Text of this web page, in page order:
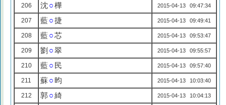
206 沈○樺 2015-04-13 09:47:34
207 藍○捷 2015-04-13 09:49:41
208 藍○芯 2015-04-13 09:53:47
209 劉 ○翠 2015-04-13 09:55:57
210 藍○ 民 2015-04-13 09:57:40
211 蘇○ 昀 2015-04-13 10:03:40
212 郭 ○綺 2015-04-13 10:04:13